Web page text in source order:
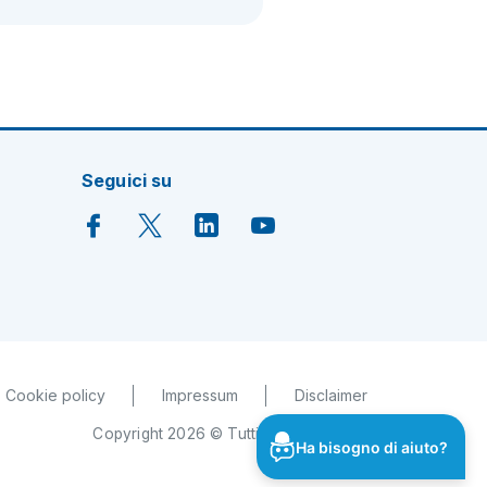
Seguici su
Cookie policy Impressum Disclaimer
Copyright 2026 © Tutti i diritti riservati
Ha bisogno di aiuto?